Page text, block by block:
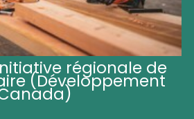
régionale de
(Développement